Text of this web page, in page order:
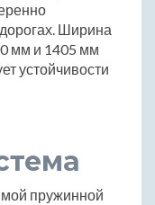
Ширина
мм и 1405 мм
устойчивости
пружинной